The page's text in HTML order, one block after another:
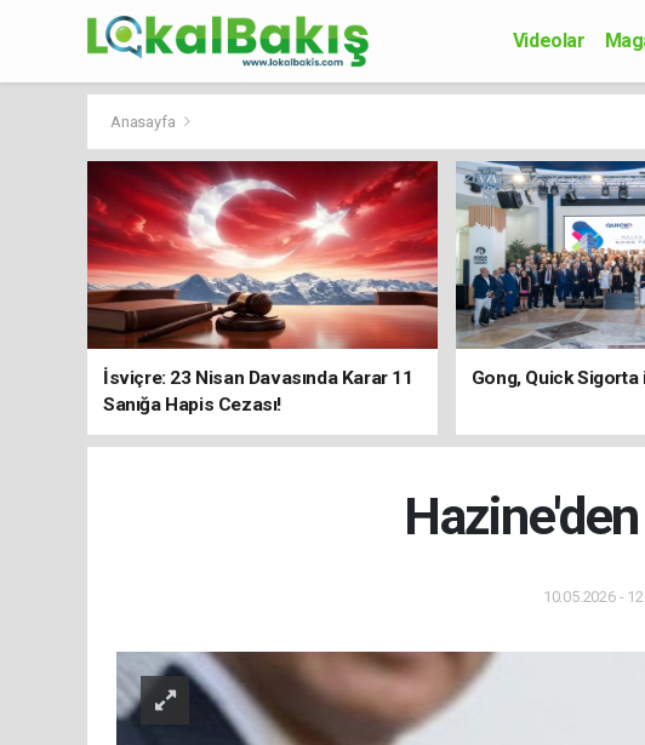
Videolar
Anasayfa
İsviçre: 23 Nisan Davasında Karar 11
Sanığa Hapis Cezası!
Gong, Quick Sigorta
10.05.2026 -